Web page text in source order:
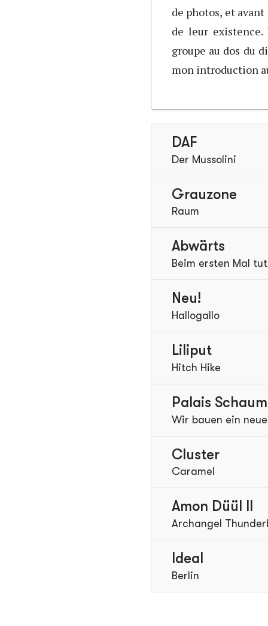
de photos, et
de leur existence.
groupe au dos du
mon introduction
DAF
Der Mussolini
Grauzone
Raum
Abwärts
Beim ersten Mal
Neu!
Hallogallo
Liliput
Hitch Hike
Palais
Wir bauen ein
Cluster
Caramel
Amon Düül II
Archangel
Ideal
Berlin